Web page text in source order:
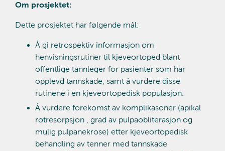
Om prosjektet:
Dette prosjektet har følgende mål:
Å gi retrospektiv informasjon om
henvisningsrutiner til kjeveortoped blant
offentlige tannleger for pasienter som har
opplevd tannskade, samt å vurdere disse
rutinene i en kjeveortopedisk populasjon.
Å vurdere forekomst av komplikasoner (apikal
rotresorpsjon , grad av pulpaobliterasjon og
mulig pulpanekrose) etter kjeveortopedisk
behandling av tenner med tannskade